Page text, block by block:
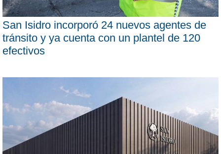
San Isidro incorporó 24 nuevos agentes de
tránsito y ya cuenta con un plantel de 120
efectivos